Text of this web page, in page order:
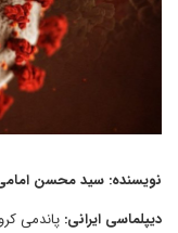
نویسنده: سید محسن
دیپلماسی ایرانی: پاندمی